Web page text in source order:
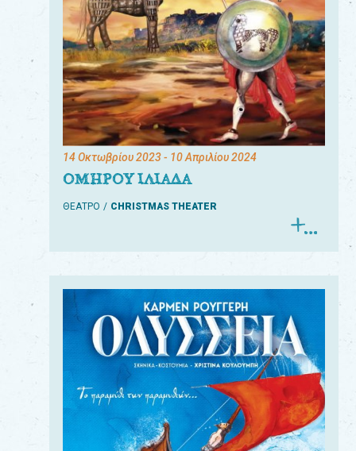
14 Οκτωβρίου 2023- 10 Απριλίου 2024
ΟΜΗΡΟΥ ΙΛΙΑΔΑ
ΘΕΑΤΡΟ CHRISTMAS THEATER